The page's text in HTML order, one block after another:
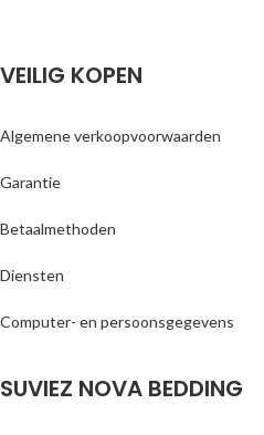
VEILIG KOPEN
Algemene verkoopvoorwaarden
Garantie
Betaalmethoden
Diensten
Computer- en persoonsgegevens
SUVIEZ NOVA BEDDING